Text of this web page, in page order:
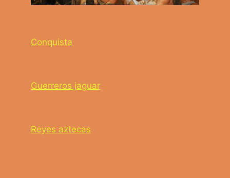
Conquista
Guerreros jaguar
Reyes aztecas